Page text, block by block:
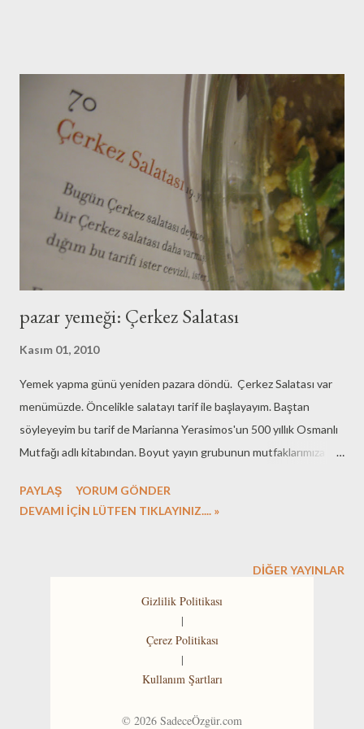
ülkemizin medarı iftarı. Manisa'daki üretim üssünü gezmek
isterim. Eğer unutmazlarsa fuar alanında tanıştığım Vestel
yetkilileri Manisa'daki tesislere davet ettiler. Beko'nun aksine,
yurt dışında OEM ürünlerle (kendi markası yerine başka markalar
adına üretim yaparak) var olmuş. Bu stratejilerinde değişikliğe
gidecekle...
pazar yemeği: Çerkez Salatası
Kasım 01, 2010
Yemek yapma günü yeniden pazara döndü. Çerkez Salatası var
menümüzde. Öncelikle salatayı tarif ile başlayayım. Baştan
söyleyeyim bu tarif de Marianna Yerasimos'un 500 yıllık Osmanlı
Mutfağı adlı kitabından. Boyut yayın grubunun mutfaklarımıza
adını bilmeden yemişizdir. Çerkez salatası adını gördüğümde,
tavuklu bir tarif ile karşılaşacağımı düşünmüştüm. Oysa tarifimiz
Yarım kilo kadar taze fasulye 2 - 3 dilim bayatlamış ekmek 6-8 diş
Kılçıkları varsa almaya çalışıyoruz. Bu işlemi tamamlayınca,
fasulyeleri kaynayan suda kısa süreliğine haşlıyoruz. Fasulyelerin
diri kalması gerektiği için haşlama süresini abartmıyoruz. Sıra
PAYLAŞ
YORUM GÖNDER
DEVAMI İÇİN LÜTFEN TIKLAYINIZ.... »
DIĞER YAYINLAR
Gizlilik Politikası
|
Çerez Politikası
|
Kullanım Şartları
© 2026 SadeceÖzgür.com